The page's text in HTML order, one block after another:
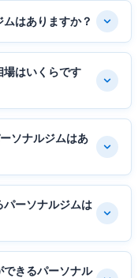
はありますか？
場はいくらです
ソナルジムはあ
ーソナルジムは
きるパーソナル